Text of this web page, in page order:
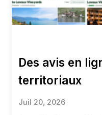
Des avis en
territoriaux
Juil 20, 2026